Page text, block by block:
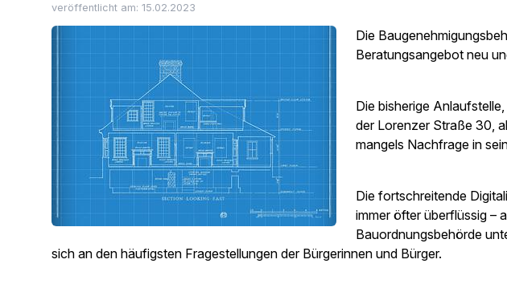
veröffentlicht am: 15.02.2023
Die
Beratungsangebot neu
Die bisherige
der Lorenzer Straße 30,
mangels Nachfrage in
Die fortschreitende
immer öfter überflüssig –
Bauordnungsbehörde
sich an den häufigsten Fragestellungen der Bürgerinnen und Bürger.